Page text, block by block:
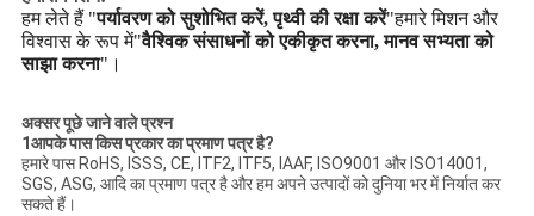
हम लेते हैं "पर्यावरण को सुशोभित करें, पृथ्वी की रक्षा करें"हमारे मिशन और
विश्वास के रूप में"वैश्विक संसाधनों को एकीकृत करना, मानव सभ्यता को
साझा करना"।
अक्सर पूछे जाने वाले प्रश्न
1आपके पास किस प्रकार का प्रमाण पत्र है?
हमारे पास RoHS, ISSS, CE, ITF2, ITF5, IAAF, ISO9001 और ISO14001,
SGS, ASG, आदि का प्रमाण पत्र है और हम अपने उत्पादों को दुनिया भर में निर्यात कर
सकते हैं।